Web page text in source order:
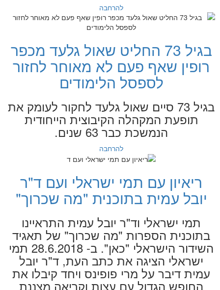
להרחבה
בגיל 73 החליט שאול גלעד מכפר
רופין שאף פעם לא מאוחר לחזור
לספסל הלימודים
בגיל 73 סיים שאול גלעד לחקור לעומק את
תופעת המקהלה הקיבוצית הייחודית
הנמשכת כבר 63 שנים.
להרחבה
ריאיון עם תמי ישראלי ועם ד"ר
יובל עמית בתוכנית "מה שכרוך"
תמי ישראלי וד"ר יובל עמית התראיינו
בתוכנית הספרות "מה שכרוך" של תאגיד
השידור הישראלי "כאן". ב- 28.6.2018 תמי
ישראלי הציגה את כתב העת, ד"ר יובל
עמית דיבר על מרי פופינס ויחד קיבלו את
החופש הגדול עם עצות וקריאה מצננת